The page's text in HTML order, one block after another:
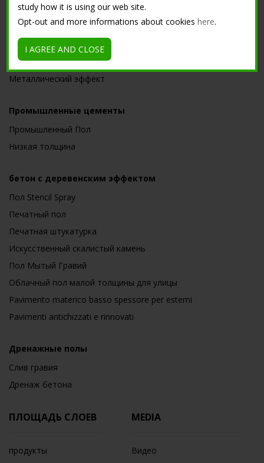
Макси венецианский
Декоративные поверхности
Имитация кортеновской стали
Металлический эффект
Промышленные цементы
Промышленный Пол
Низкая толщина
бетон с деревенским эффектом
Пол Stencil Spray
Печатный пол
Печатная штукатурка
Искусственный скалистый камень
Пол Мытый Гравий
Облачный пол малой толщины для улицы
Pavimento materico basso spessore per esterni
Pavimenti antichizzati e rinnovati
Дренажные полы
Слив гравия
Дренаж бетона
ПЛОЩАДЬ СЛОЕВ
продукты
MEDIA
Видео
study how it is using our web site.
Opt-out and more informations about cookieshere.
I AGREE AND CLOSE